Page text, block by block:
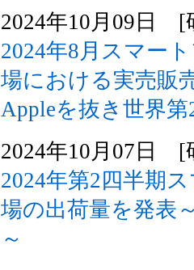
2024年10月09日 [
2024年8月スマー
場における実売販
Appleを抜き世界
2024年10月07日 [
2024年第2四半期
場の出荷量を発表
～